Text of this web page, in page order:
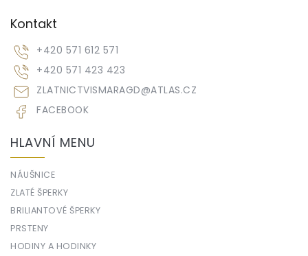
Kontakt
ZLATNICTVISMARAGD@ATLAS.CZ
+420 571 612 571
+420 571 423 423
FACEBOOK
HLAVNÍ MENU
NÁUŠNICE
ZLATÉ ŠPERKY
BRILIANTOVÉ ŠPERKY
PRSTENY
HODINY A HODINKY